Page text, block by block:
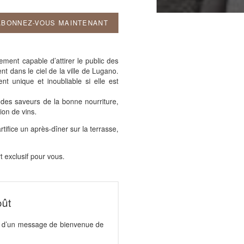
VOUS MAINTENANT
capable d’attirer le public des
dans le ciel de la ville de Lugano.
unique et inoubliable si elle est
saveurs de la bonne nourriture,
de vins.
un après-dîner sur la terrasse,
exclusif pour vous.
message de bienvenue de